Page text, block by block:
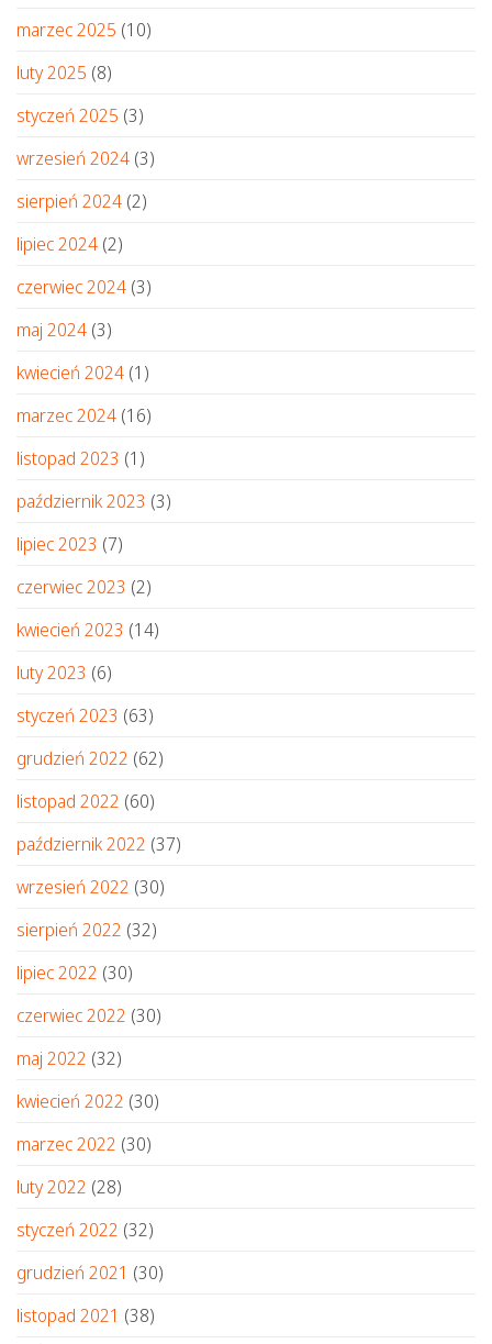
marzec 2025 (10)
luty 2025 (8)
styczeń 2025 (3)
wrzesień 2024 (3)
sierpień 2024 (2)
lipiec 2024 (2)
czerwiec 2024 (3)
maj 2024 (3)
kwiecień 2024 (1)
marzec 2024 (16)
listopad 2023 (1)
październik 2023 (3)
lipiec 2023 (7)
czerwiec 2023 (2)
kwiecień 2023 (14)
luty 2023 (6)
styczeń 2023 (63)
grudzień 2022 (62)
listopad 2022 (60)
październik 2022 (37)
wrzesień 2022 (30)
sierpień 2022 (32)
lipiec 2022 (30)
czerwiec 2022 (30)
maj 2022 (32)
kwiecień 2022 (30)
marzec 2022 (30)
luty 2022 (28)
styczeń 2022 (32)
grudzień 2021 (30)
listopad 2021 (38)